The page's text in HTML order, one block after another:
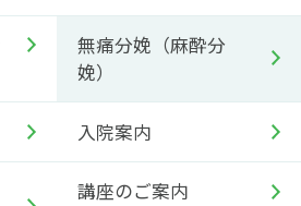
無痛分娩（麻酔分
娩）
入院案内
講座のご案内